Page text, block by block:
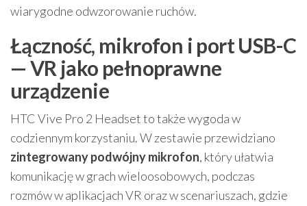
wiarygodne odwzorowanie ruchów.
Łączność, mikrofon i port USB-C
— VR jako pełnoprawne
urządzenie
HTC Vive Pro 2 Headset to także wygoda w
codziennym korzystaniu. W zestawie przewidziano
zintegrowany podwójny mikrofon, który ułatwia
komunikację w grach wieloosobowych, podczas
rozmów w aplikacjach VR oraz w scenariuszach, gdzie